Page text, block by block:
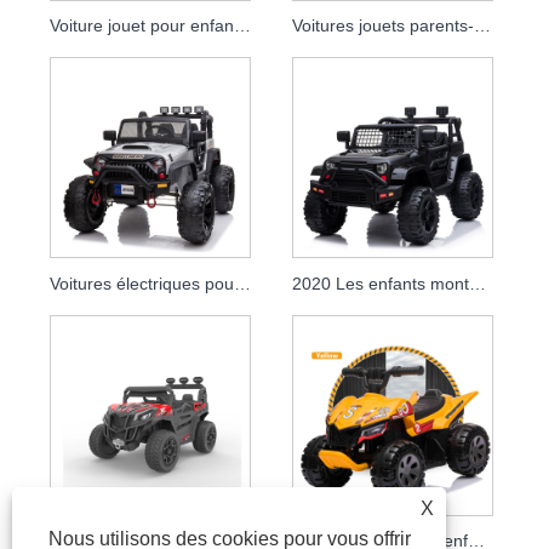
2021 Enfants Jouet Voiture Grands Enfants Monter Sur Les Voitures Électriques À Batterie De Voiture Utv Nouveau VTT pour enfants 2021
X
Nous utilisons des cookies pour vous offrir